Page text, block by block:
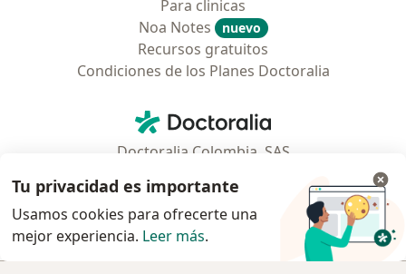
Para clinicas
Noa Notes
nuevo
Recursos gratuitos
Condiciones de los Planes Doctoralia
Doctoralia - Página de inicio
Doctoralia Colombia, SAS
Municipio: Bogotá D.C., Colombia
Tu privacidad es importante
Usamos cookies para ofrecerte una
mejor experiencia. Leer más.